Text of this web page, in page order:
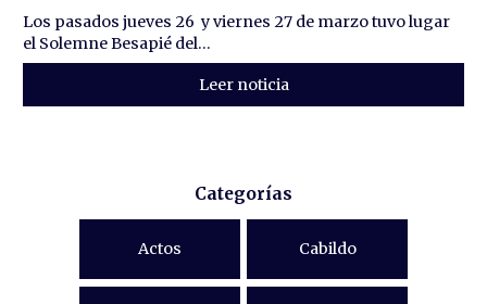
Los pasados jueves 26 y viernes 27 de marzo tuvo lugar
el Solemne Besapié del...
Leer noticia
Categorías
Actos Cabildo